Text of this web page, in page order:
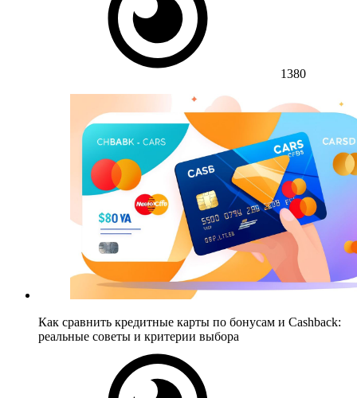
1380
Как сравнить кредитные карты по бонусам и Cashback:
реальные советы и критерии выбора